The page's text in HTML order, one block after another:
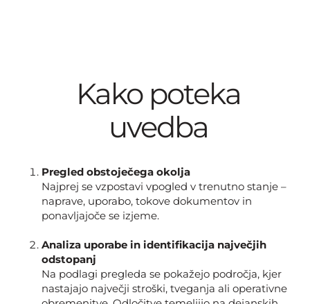
Kako poteka
uvedba
Pregled obstoječega okolja
Najprej se vzpostavi vpogled v trenutno stanje –
naprave, uporabo, tokove dokumentov in
ponavljajoče se izjeme.
Analiza uporabe in identifikacija največjih
odstopanj
Na podlagi pregleda se pokažejo področja, kjer
nastajajo največji stroški, tveganja ali operativne